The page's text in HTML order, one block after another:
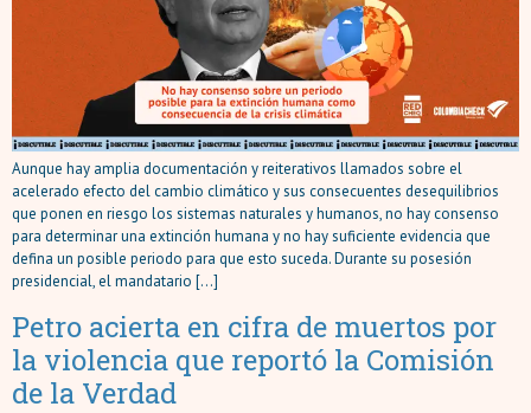
Aunque hay amplia documentación y reiterativos llamados sobre el
acelerado efecto del cambio climático y sus consecuentes desequilibrios
que ponen en riesgo los sistemas naturales y humanos, no hay consenso
para determinar una extinción humana y no hay suficiente evidencia que
defina un posible periodo para que esto suceda. Durante su posesión
presidencial, el mandatario […]
Petro acierta en cifra de muertos por
la violencia que reportó la Comisión
de la Verdad